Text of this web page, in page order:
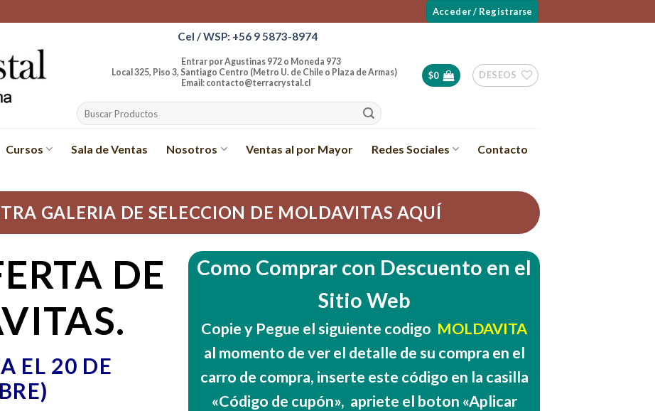
Acceder / Registrarse
Cel / WSP: +56 9 5873-8974
Entrar por Agustinas 972 o Moneda 973
Local 325, Piso 3, Santiago Centro (Metro U. de Chile o Plaza de Armas)
Email: contacto@terracrystal.cl
Buscar
por:
$0 DESEOS
Cursos Sala de Ventas Nosotros Ventas al por Mayor Redes Sociales Contacto
GALERIA DE SELECCION DE MOLDAVITAS AQUÍ
DE
EL 20 DE
Como Comprar con Descuento en el
Sitio Web
Copie y Pegue el siguiente codigo MOLDAVITA
al momento de ver el detalle de su compra en el
carro de compra, inserte este código en la casilla
«Código de cupón», apriete el boton «Aplicar